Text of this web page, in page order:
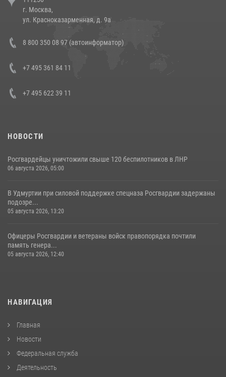
14 июля 2026, 12:20
В Росгвардии прошла военно-научная конференция по обобщению
боевого опыта
г. Москва,
ул. Красноказарменная, д. 9а
8 800 350 08 97 (автоинформатор)
+7 495 361 84 11
+7 495 622 39 11
НОВОСТИ
Росгвардейцы уничтожили свыше 120 беспилотников в ЛНР
06 августа 2026, 05:00
В Удмуртии при силовой поддержке спецназа Росгвардии задержаны
подозре...
05 августа 2026, 13:20
Офицеры Росгвардии и ветераны войск правопорядка почтили
память генера...
05 августа 2026, 12:40
НАВИГАЦИЯ
Главная
Новости
Федеральная служба
Деятельность